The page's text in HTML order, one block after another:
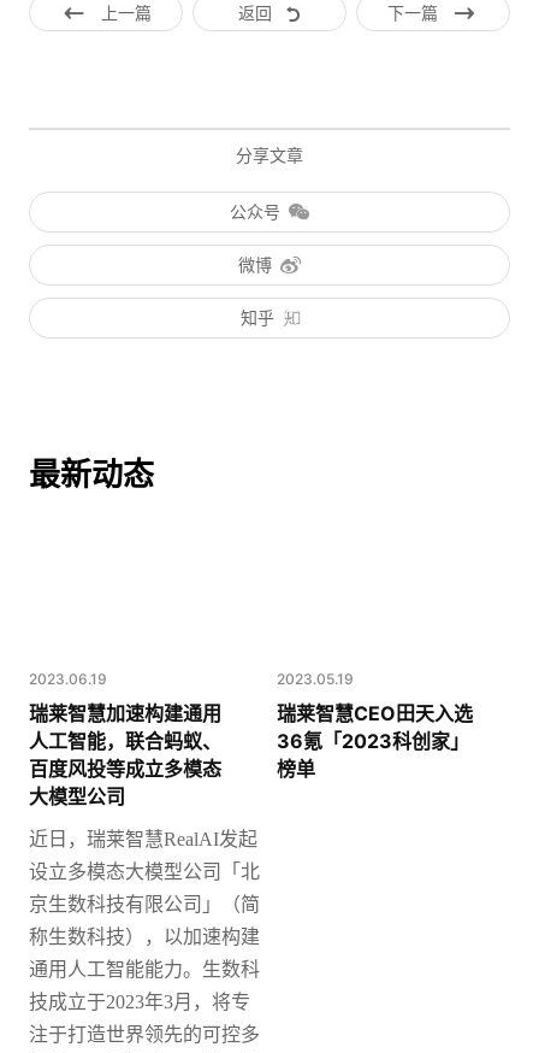
上一篇 返回 下一篇
分享文章
公众号
微博
知乎
最新动态
2023.06.19
瑞莱智慧加速构建通用
人工智能，联合蚂蚁、
百度风投等成立多模态
大模型公司
近日，瑞莱智慧RealAI发起
设立多模态大模型公司「北
京生数科技有限公司」（简
称生数科技），以加速构建
通用人工智能能力。 生数科
技成立于2023年3月，将专
注于打造世界领先的可控多
2023.05.19
瑞莱智慧CEO田天入选
36氪「2023科创家」
榜单